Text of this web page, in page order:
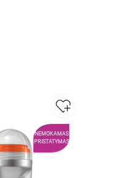
NEMOKAMAS
PRISTATYMAS